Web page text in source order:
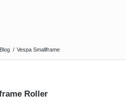
/ Vespa Smallframe
Roller